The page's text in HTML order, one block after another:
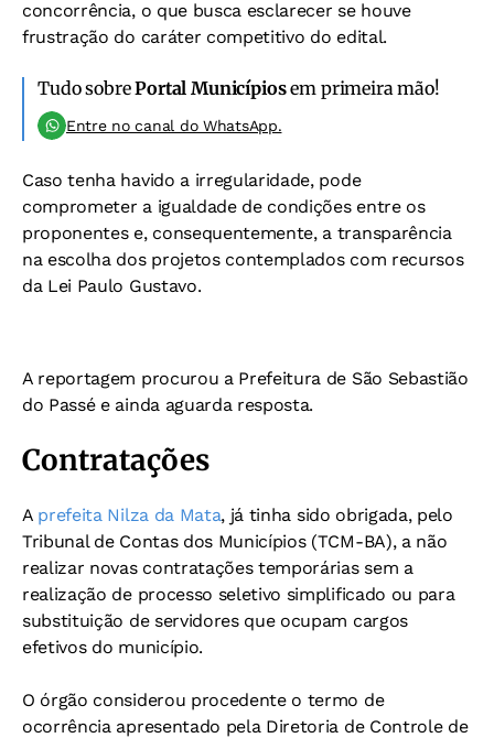
concorrência, o quebusca esclarecer se houve
frustração do caráter competitivo do edital.
Tudo sobrePortal Municípiosem primeira mão!
Entre no canal do WhatsApp.
Caso tenha havido a irregularidade, pode
comprometer a igualdade de condições entre os
proponentes e, consequentemente, a transparência
na escolha dos projetos contemplados com recursos
da Lei Paulo Gustavo.
A reportagem procurou a Prefeitura de São Sebastião
do Passé e ainda aguarda resposta.
Contratações
A prefeita Nilza da Mata, já tinha sido obrigada, pelo
Tribunal de Contas dos Municípios (TCM-BA), a não
realizar novas contratações temporárias sem a
realização de processo seletivo simplificado ou para
substituição de servidores que ocupam cargos
efetivos do município.
O órgão considerou procedente o termo de
ocorrência apresentado pela Diretoria de Controle de